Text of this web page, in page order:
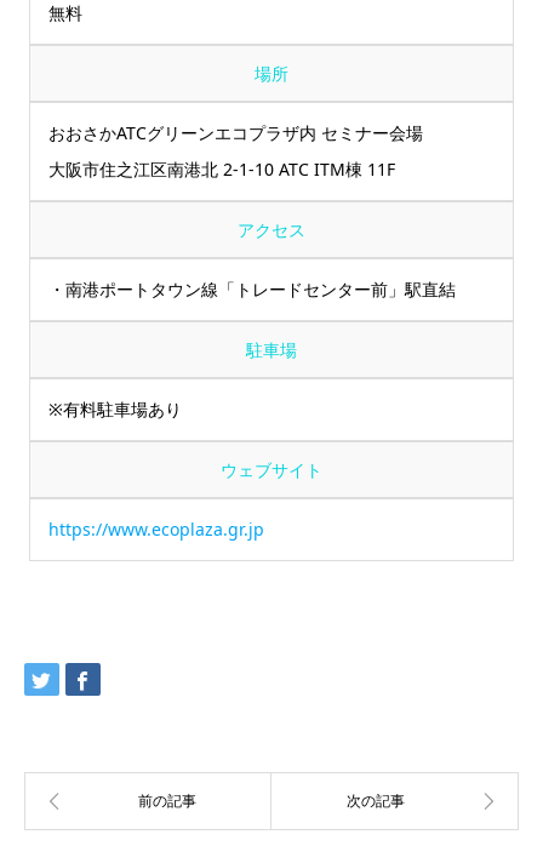
無料
場所
おおさかATCグリーンエコプラザ内 セミナー会場
大阪市住之江区南港北 2-1-10 ATC ITM棟 11F
アクセス
・南港ポートタウン線「トレードセンター前」駅直結
駐車場
※有料駐車場あり
ウェブサイト
https://www.ecoplaza.gr.jp